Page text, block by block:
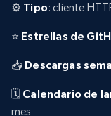
⚙️ Tipo: cliente
⭐ Estrellas de
📥 Descargas
🗓️ Calendario de
mes